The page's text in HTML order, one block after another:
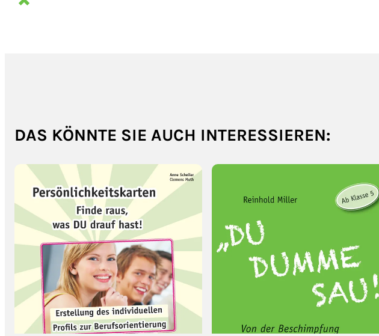
DAS KÖNNTE SIE AUCH INTERESSIEREN: